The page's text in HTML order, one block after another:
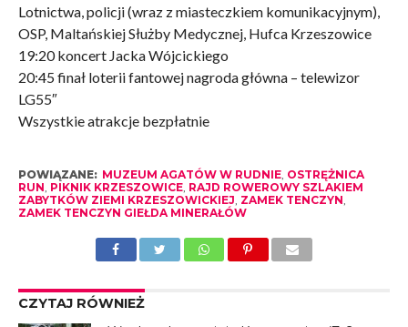
Lotnictwa, policji (wraz z miasteczkiem komunikacyjnym),
OSP, Maltańskiej Służby Medycznej, Hufca Krzeszowice
19:20 koncert Jacka Wójcickiego
20:45 finał loterii fantowej nagroda główna – telewizor
LG55″
Wszystkie atrakcje bezpłatnie
POWIĄZANE: MUZEUM AGATÓW W RUDNIE, OSTRĘŻNICA
RUN, PIKNIK KRZESZOWICE, RAJD ROWEROWY SZLAKIEM
ZABYTKÓW ZIEMI KRZESZOWICKIEJ, ZAMEK TENCZYN,
ZAMEK TENCZYN GIEŁDA MINERAŁÓW
CZYTAJ RÓWNIEŻ